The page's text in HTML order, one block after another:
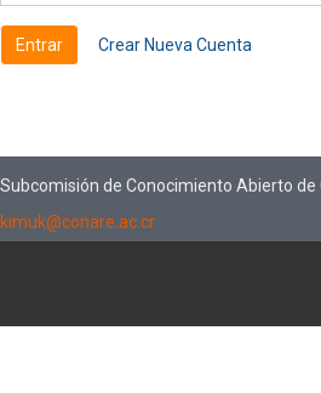
Crear Nueva Cuenta
Subcomisión de Conocimiento Abierto de
kimuk@conare.ac.cr